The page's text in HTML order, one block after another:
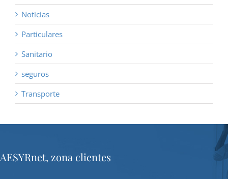
Noticias
Particulares
Sanitario
seguros
Transporte
AESYRnet, zona clientes